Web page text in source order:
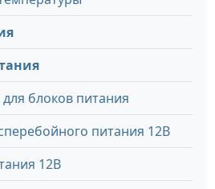
блоков питания
питания 12В
12В